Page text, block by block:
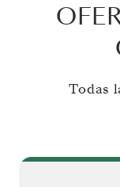
Todas